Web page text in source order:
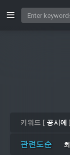
키워드 [ 공시에 ]
관련도순